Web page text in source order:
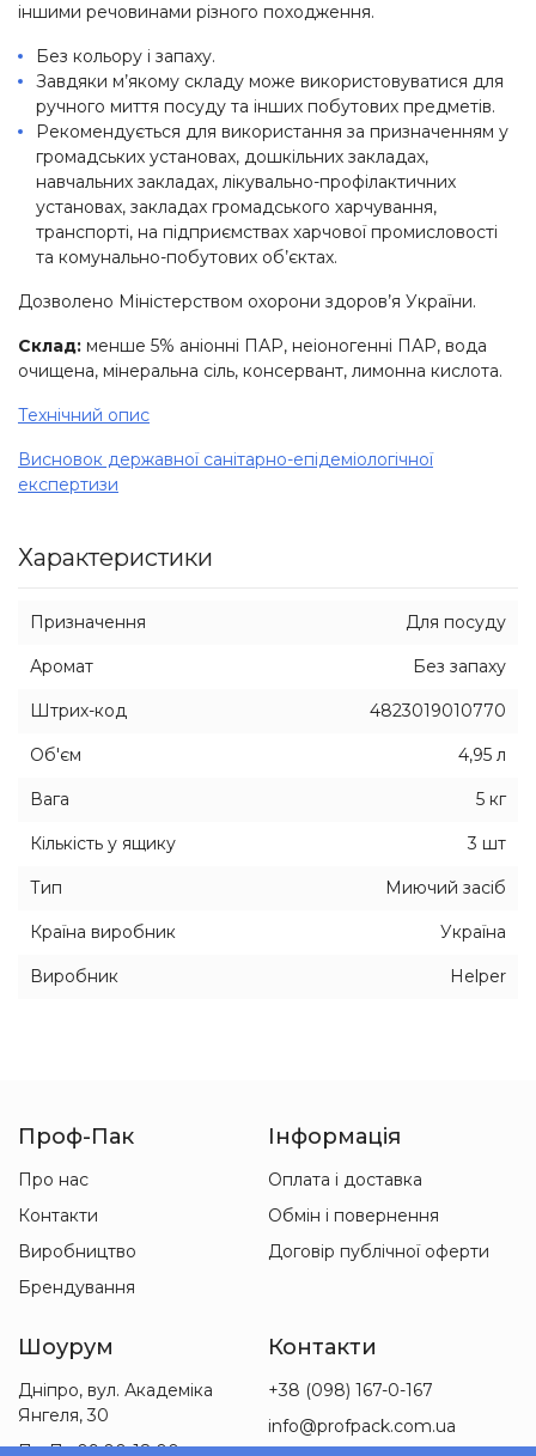
іншими речовинами різного походження.
Без кольору і запаху.
Завдяки м’якому складу може використовуватися для
ручного миття посуду та інших побутових предметів.
Рекомендується для використання за призначенням у
громадських установах, дошкільних закладах,
навчальних закладах, лікувально-профілактичних
установах, закладах громадського харчування,
транспорті, на підприємствах харчової промисловості
та комунально-побутових об’єктах.
Дозволено Міністерством охорони здоров’я України.
Склад: менше 5% аніонні ПАР, неіоногенні ПАР, вода
очищена, мінеральна сіль, консервант, лимонна кислота.
Технічний опис
Висновок державної санітарно-епідеміологічної
експертизи
Характеристики
Призначення Для посуду
Аромат Без запаху
Штрих-код 4823019010770
Об'єм 4,95 л
Вага 5 кг
Кількість у ящику 3 шт
Тип Миючий засіб
Країна виробник Україна
Виробник Helper
Проф-Пак
Про нас
Контакти
Виробництво
Брендування
Інформація
Оплата і доставка
Обмін і повернення
Договір публічної оферти
Шоурум
Дніпро, вул. Академіка
Янгеля, 30
Пн-Пт 09:00-18:00
Контакти
+38 (098) 167-0-167
info@profpack.com.ua